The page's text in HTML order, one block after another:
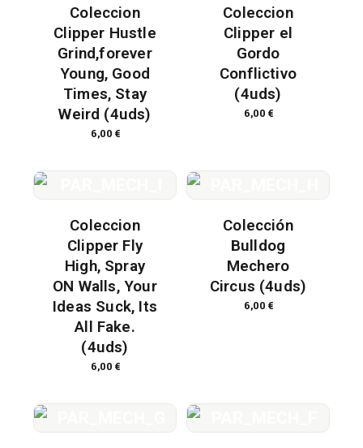
Coleccion
Clipper Hustle
Grind,forever
Young, Good
Times, Stay
Weird (4uds)
6,00 €
Coleccion
Clipper el
Gordo
Conflictivo
(4uds)
6,00 €
Coleccion
Clipper Fly
High, Spray
ON Walls, Your
Ideas Suck, Its
All Fake.
(4uds)
6,00 €
Colección
Bulldog
Mechero
Circus (4uds)
6,00 €